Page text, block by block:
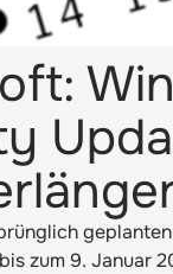
zum 9. Januar